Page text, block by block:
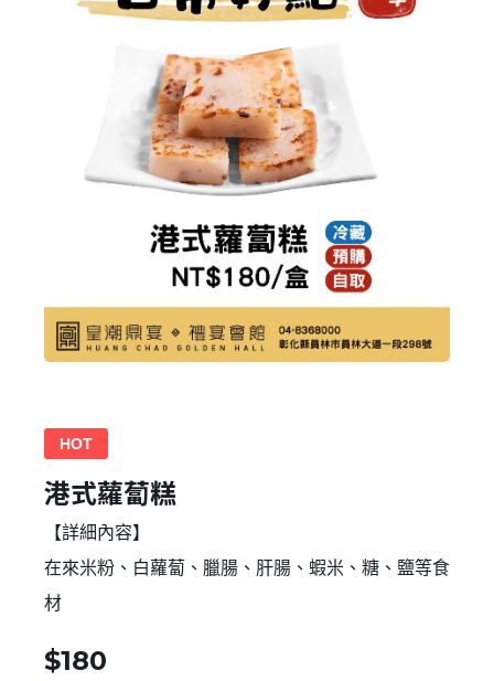
HOT
港式蘿蔔糕
【詳細內容】
在來米粉、白蘿蔔、臘腸、肝腸、蝦米、糖、鹽等食
材
$180